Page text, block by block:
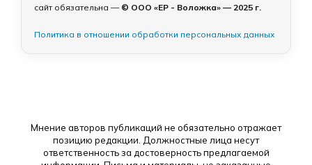
сайт обязательна — © ООО «ЕР - Воложка» — 2025 г.
Политика в отношении обработки персональных данных
Мнение авторов публикаций не обязательно отражает
позицию редакции. Должностные лица несут
ответственность за достоверность предлагаемой